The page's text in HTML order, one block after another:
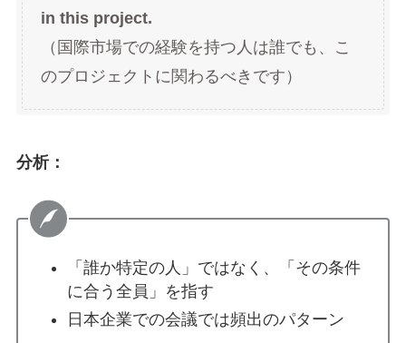
in this project.
（国際市場での経験を持つ人は誰でも、こ
のプロジェクトに関わるべきです）
分析：
「誰か特定の人」ではなく、「その条件
に合う全員」を指す
日本企業での会議では頻出のパターン